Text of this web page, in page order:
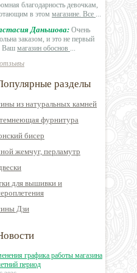
цитрин крошка, нить
благодарность девочкам,
в этом магазине. Все ...
Даньшова: Очень
заказом, и это не первый
Ваш магазин обоснов ...
отзывы
разделы
из натуральных камней
фурнитура
бисер
жемчуг, перламутр
для вышивки и
Дзи
графика работы магазина
период